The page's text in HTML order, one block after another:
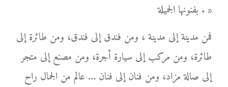
بفنونها الجميلة . »
فمن مدينة إلى مدينة ، ومن فندق إلى فندق، ومن طائرة إلى
طائرة، ومن مركب إلى سيارة أجرة، ومن مصنع إلى متجر
إلى صالة مزاد، ومن فنان إلى فنان … عالم من الجمال راح